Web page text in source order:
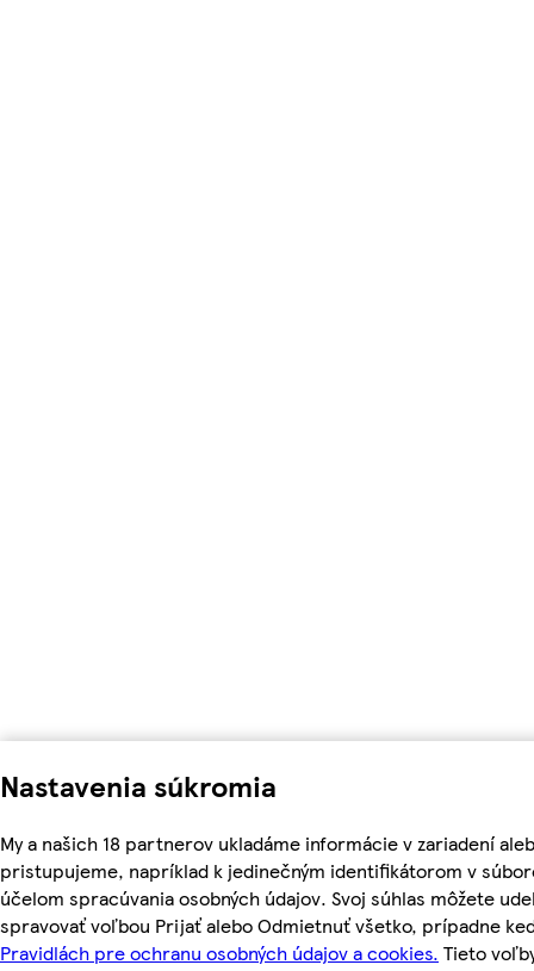
Nastavenia súkromia
My a našich 18 partnerov ukladáme informácie v zariadení
pristupujeme, napríklad k jedinečným identifikátorom v
účelom spracúvania osobných údajov. Svoj súhlas môžete
spravovať voľbou Prijať alebo Odmietnuť všetko, prípadne
Pravidlách pre ochranu osobných údajov a cookies. Tieto